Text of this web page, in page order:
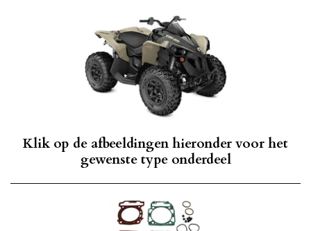
Klik op de afbeeldingen hieronder voor het
gewenste type onderdeel